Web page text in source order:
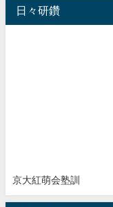
日々研鑽
京大紅萌会塾訓